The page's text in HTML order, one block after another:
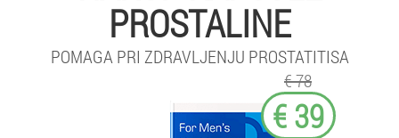
PROSTALINE
POMAGA PRI ZDRAVLJENJU PROSTATITISA
€ 78
€ 39